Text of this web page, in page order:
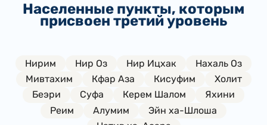
Населенные пункты, которым
присвоен третий уровень
Нирим Нир Оз Нир Ицхак
Нахаль Оз
Мивтахим
Кфар Аза Кисуфим
Холит
Беэри
Суфа Керем Шалом
Яхини
Реим
Алумим
Эйн ха-Шлоша